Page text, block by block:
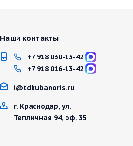
Наши контакты
+7 918 030-13-42
+7 918 016-13-42
i@tdkubanoris.ru
г. Краснодар, ул.
Тепличная 94, оф. 35